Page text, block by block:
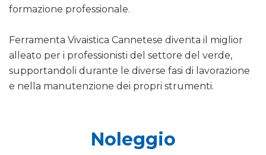
formazione professionale.
Ferramenta Vivaistica Cannetese diventa il miglior
alleato per i professionisti del settore del verde,
supportandoli durante le diverse fasi di lavorazione
e nella manutenzione dei propri strumenti.
Noleggio